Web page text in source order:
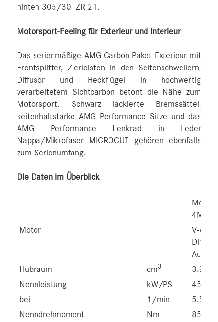
hinten 305/30 ZR 21.
Motorsport-Feeling für Exterieur und Interieur
Das serienmäßige AMG Carbon Paket Exterieur mit
Frontsplitter, Zierleisten in den Seitenschwellern,
Diffusor und Heckflügel in hochwertig
verarbeitetem Sichtcarbon betont die Nähe zum
Motorsport. Schwarz lackierte Bremssättel,
seitenhaltstarke AMG Performance Sitze und das
AMG Performance Lenkrad in Leder
Nappa/Mikrofaser MICROCUT gehören ebenfalls
zum Serienumfang.
Die Daten im Überblick
Motor
V-
Hubraum
cm3
3.982
Nennleistung
kW/PS
450/
bei
1/min
Nenndrehmoment
Nm
850